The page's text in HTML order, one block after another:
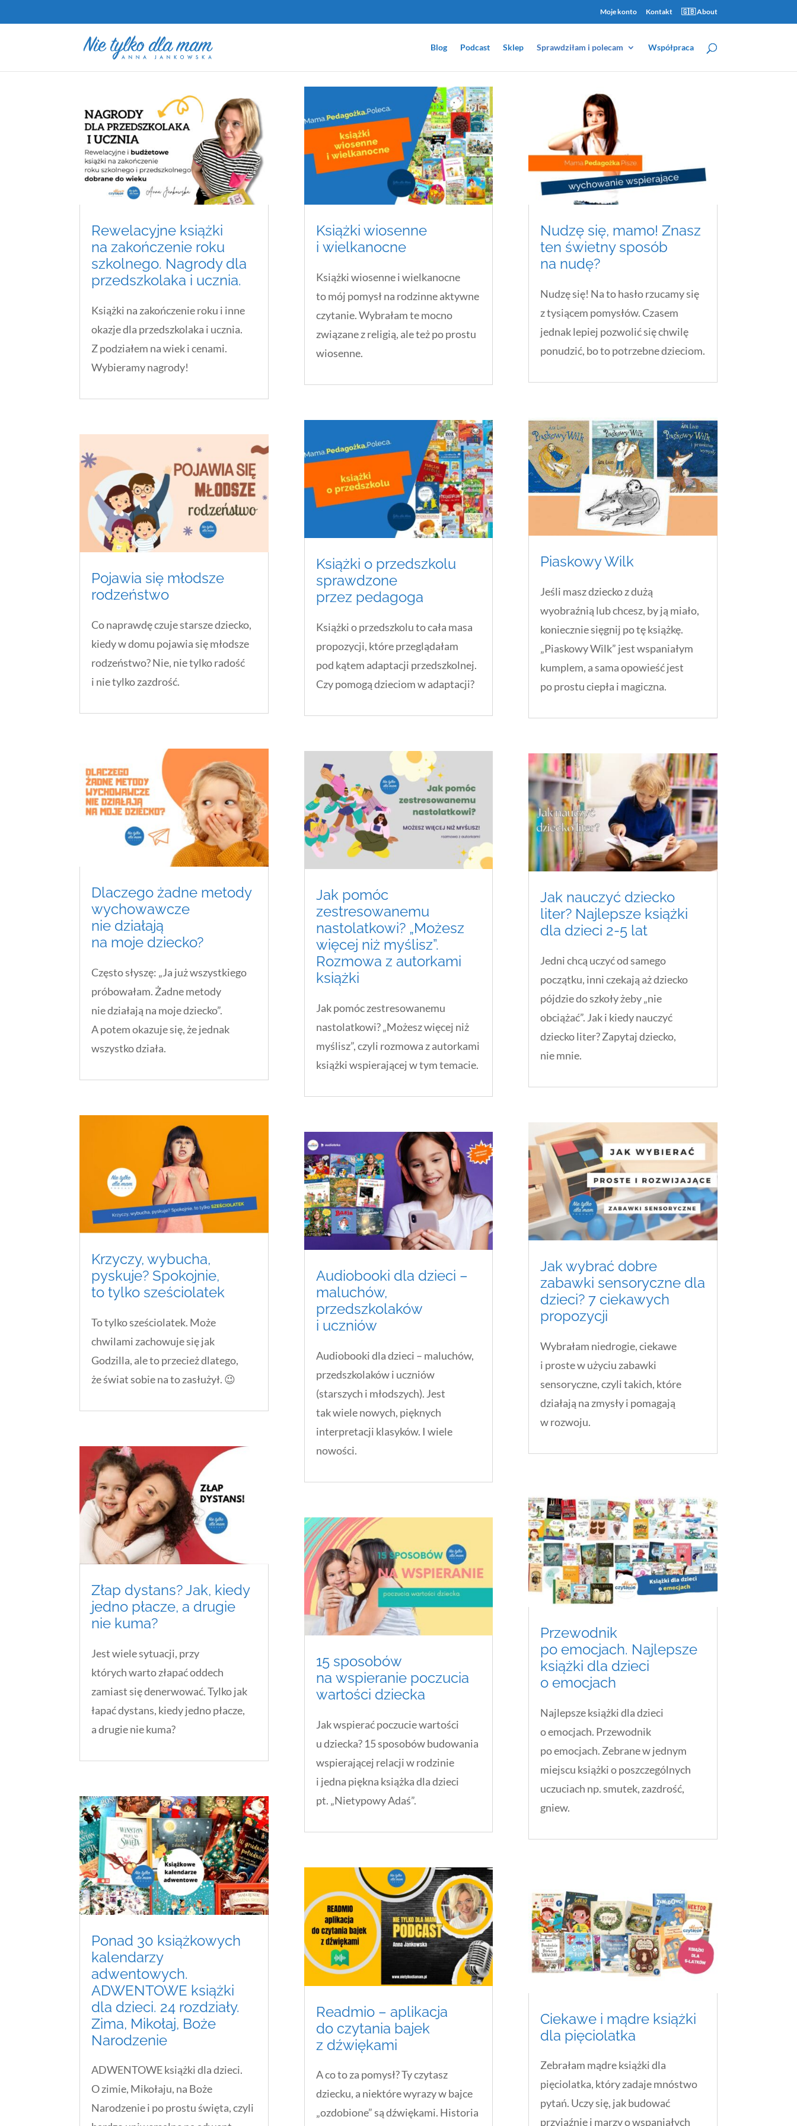
Moje konto Kontakt 🇬🇧 About
Blog Podcast Sklep Sprawdziłam i polecam Współpraca
Rewelacyjne książki
na zakończenie roku
szkolnego. Nagrody dla
przedszkolaka i ucznia.
Książki na zakończenie roku i inne
okazje dla przedszkolaka i ucznia.
Z podziałem na wiek i cenami.
Wybieramy nagrody!
Pojawia się młodsze
rodzeństwo
Co naprawdę czuje starsze dziecko,
kiedy w domu pojawia się młodsze
rodzeństwo? Nie, nie tylko radość
i nie tylko zazdrość.
Dlaczego żadne metody
wychowawcze
nie działają
na moje dziecko?
Często słyszę: „Ja już wszystkiego
próbowałam. Żadne metody
nie działają na moje dziecko”.
A potem okazuje się, że jednak
wszystko działa.
Krzyczy, wybucha,
pyskuje? Spokojnie,
to tylko sześciolatek
To tylko sześciolatek. Może
chwilami zachowuje się jak
Godzilla, ale to przecież dlatego,
że świat sobie na to zasłużył. 😉
Złap dystans? Jak, kiedy
jedno płacze, a drugie
nie kuma?
Jest wiele sytuacji, przy
których warto złapać oddech
zamiast się denerwować. Tylko jak
łapać dystans, kiedy jedno płacze,
a drugie nie kuma?
Ponad 30 książkowych
kalendarzy
adwentowych.
ADWENTOWE książki
dla dzieci. 24 rozdziały.
Zima, Mikołaj, Boże
Narodzenie
ADWENTOWE książki dla dzieci.
O zimie, Mikołaju, na Boże
Narodzenie i po prostu święta, czyli
Książki wiosenne
i wielkanocne
Książki wiosenne i wielkanocne
to mój pomysł na rodzinne aktywne
czytanie. Wybrałam te mocno
związane z religią, ale też po prostu
wiosenne.
Książki o przedszkolu
sprawdzone
przez pedagoga
Książki o przedszkolu to cała masa
propozycji, które przeglądałam
pod kątem adaptacji przedszkolnej.
Czy pomogą dzieciom w adaptacji?
Jak pomóc
zestresowanemu
nastolatkowi? „Możesz
więcej niż myślisz”.
Rozmowa z autorkami
książki
Jak pomóc zestresowanemu
nastolatkowi? „Możesz więcej niż
myślisz”, czyli rozmowa z autorkami
książki wspierającej w tym temacie.
Audiobooki dla dzieci –
maluchów,
przedszkolaków
i uczniów
Audiobooki dla dzieci – maluchów,
przedszkolaków i uczniów
(starszych i młodszych). Jest
tak wiele nowych, pięknych
interpretacji klasyków. I wiele
nowości.
15 sposobów
na wspieranie poczucia
wartości dziecka
Jak wspierać poczucie wartości
u dziecka? 15 sposobów budowania
wspierającej relacji w rodzinie
i jedna piękna książka dla dzieci
pt. „Nietypowy Adaś”.
Readmio – aplikacja
do czytania bajek
z dźwiękami
A co to za pomysł? Ty czytasz
dziecku, a niektóre wyrazy w bajce
„ozdobione” są dźwiękami. Historia
Nudzę się, mamo! Znasz
ten świetny sposób
na nudę?
Nudzę się! Na to hasło rzucamy się
z tysiącem pomysłów. Czasem
jednak lepiej pozwolić się chwilę
ponudzić, bo to potrzebne dzieciom.
Piaskowy Wilk
Jeśli masz dziecko z dużą
wyobraźnią lub chcesz, by ją miało,
koniecznie sięgnij po tę książkę.
„Piaskowy Wilk” jest wspaniałym
kumplem, a sama opowieść jest
po prostu ciepła i magiczna.
Jak nauczyć dziecko
liter? Najlepsze książki
dla dzieci 2-5 lat
Jedni chcą uczyć od samego
początku, inni czekają aż dziecko
pójdzie do szkoły żeby „nie
obciążać”. Jak i kiedy nauczyć
dziecko liter? Zapytaj dziecko,
nie mnie.
Jak wybrać dobre
zabawki sensoryczne dla
dzieci? 7 ciekawych
propozycji
Wybrałam niedrogie, ciekawe
i proste w użyciu zabawki
sensoryczne, czyli takich, które
działają na zmysły i pomagają
w rozwoju.
Przewodnik
po emocjach. Najlepsze
książki dla dzieci
o emocjach
Najlepsze książki dla dzieci
o emocjach. Przewodnik
po emocjach. Zebrane w jednym
miejscu książki o poszczególnych
uczuciach np. smutek, zazdrość,
gniew.
Ciekawe i mądre książki
dla pięciolatka
Zebrałam mądre książki dla
pięciolatka, który zadaje mnóstwo
pytań. Uczy się, jak budować
przyjaźnie i marzy o wspaniałych